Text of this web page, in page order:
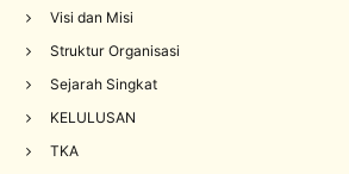
Visi dan Misi
Struktur Organisasi
Sejarah Singkat
KELULUSAN
TKA